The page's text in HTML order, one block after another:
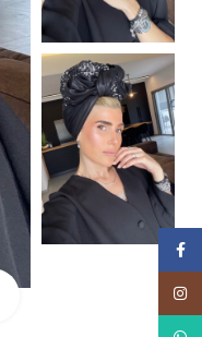
Facebook